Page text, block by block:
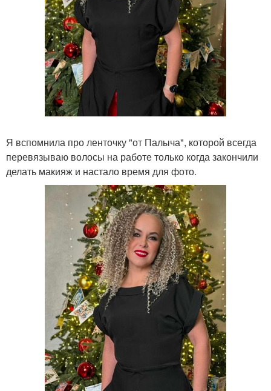
Я вспомнила про ленточку "от Палыча", которой всегда
перевязываю волосы на работе только когда закончили
делать макияж и настало время для фото.